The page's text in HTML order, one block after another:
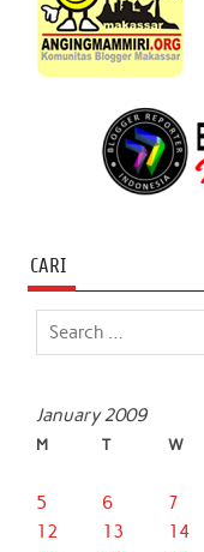
CARI
January 2009
M T W
5
6 7
12
13 14